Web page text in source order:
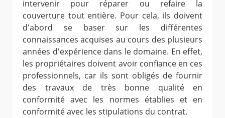
intervenir pour réparer ou refaire la
couverture tout entière. Pour cela, ils doivent
d'abord se baser sur les différentes
connaissances acquises au cours des plusieurs
années d'expérience dans le domaine. En effet,
les propriétaires doivent avoir confiance en ces
professionnels, car ils sont obligés de fournir
des travaux de très bonne qualité en
conformité avec les normes établies et en
conformité avec les stipulations du contrat.